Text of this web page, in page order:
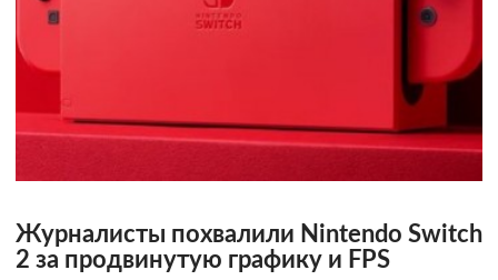
Журналисты похвалили Nintendo Switch
2 за продвинутую графику и FPS